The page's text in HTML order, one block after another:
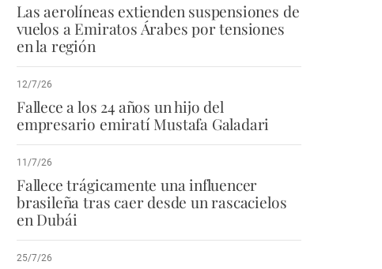
Las aerolíneas extienden suspensiones de
vuelos a Emiratos Árabes por tensiones
en la región
12/7/26
Fallece a los 24 años un hijo del
empresario emiratí Mustafa Galadari
11/7/26
Fallece trágicamente una influencer
brasileña tras caer desde un rascacielos
en Dubái
25/7/26